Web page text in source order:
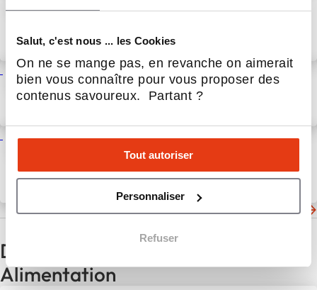
Salut, c'est nous ... les Cookies
On ne se mange pas, en revanche on aimerait
bien vous connaître pour vous proposer des
contenus savoureux. Partant ?
Tout autoriser
Personnaliser
Refuser
nouvelle ouverture Carrefour
City portée par un binôme de
locataires-gérants
11 Juil 2026 Actualités
Nouvelle ouverture Carrefour
Express au cœur de Marseille !
Une accélération en gare avec
l’ouverture d’un Carrefour
Express à Chambéry –
Challes-les-Eaux
11 Mai 2026 Actualités
Les dernières actualités de Carrefour Proximité
D'autres actualités du secteur
Alimentation